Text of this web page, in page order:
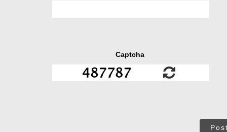
Captcha